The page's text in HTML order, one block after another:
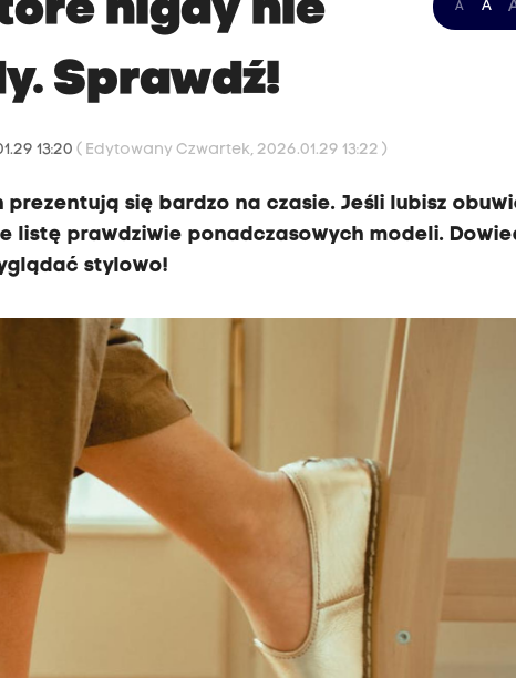
A A
nigdy nie
Sprawdź!
13:20( Edytowany Czwartek, 2026.01.29 13:22 )
się bardzo na czasie. Jeśli lubisz
listę prawdziwie ponadczasowych modeli.
stylowo!